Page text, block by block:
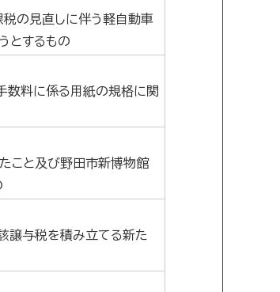
税の見直しに伴う軽自動車
とするもの
数料に係る用紙の規格に関
こと及び野田市新博物館
譲与税を積み立てる新た